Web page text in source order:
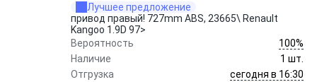
Лучшее предложение
привод правый! 727mm ABS, 23665\ Renault
Kangoo 1.9D 97>
Вероятность
100%
Наличие
1 шт.
Отгрузка
сегодня в 16:30